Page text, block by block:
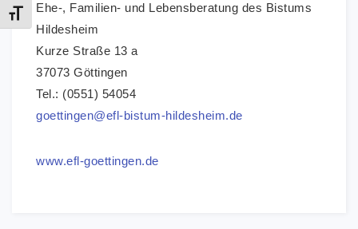
Schrift vergrößern
Ehe-, Familien- und Lebensberatung des Bistums
Hildesheim
Kurze Straße 13 a
37073 Göttingen
Tel.: (0551) 54054
goettingen@efl-bistum-hildesheim.de
www.efl-goettingen.de